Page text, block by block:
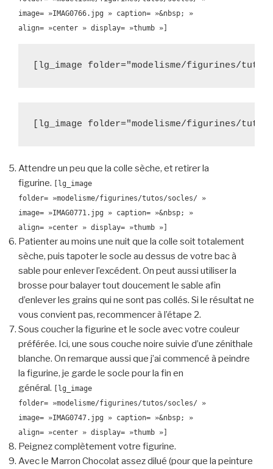
image= »IMAG0766.jpg » caption= »&nbsp; »
align= »center » display= »thumb »]
[lg_image folder="modelisme/figurines/
[lg_image folder="modelisme/figurines/
Attendre un peu que la colle sèche, et retirer la
figurine. [lg_image
folder= »modelisme/figurines/tutos/socles/ »
image= »IMAG0771.jpg » caption= »&nbsp; »
align= »center » display= »thumb »]
Patienter au moins une nuit que la colle soit totalement
sèche, puis tapoter le socle au dessus de votre bac à
sable pour enlever l’excédent. On peut aussi utiliser la
brosse pour balayer tout doucement le sable afin
d’enlever les grains qui ne sont pas collés. Si le résultat ne
vous convient pas, recommencer à l’étape 2.
Sous coucher la figurine et le socle avec votre couleur
préférée. Ici, une sous couche noire suivie d’une zénithale
blanche. On remarque aussi que j’ai commencé à peindre
la figurine, je garde le socle pour la fin en
général. [lg_image
folder= »modelisme/figurines/tutos/socles/ »
image= »IMAG0747.jpg » caption= »&nbsp; »
align= »center » display= »thumb »]
Peignez complètement votre figurine.
Avec le Marron Chocolat assez dilué (pour que la peinture